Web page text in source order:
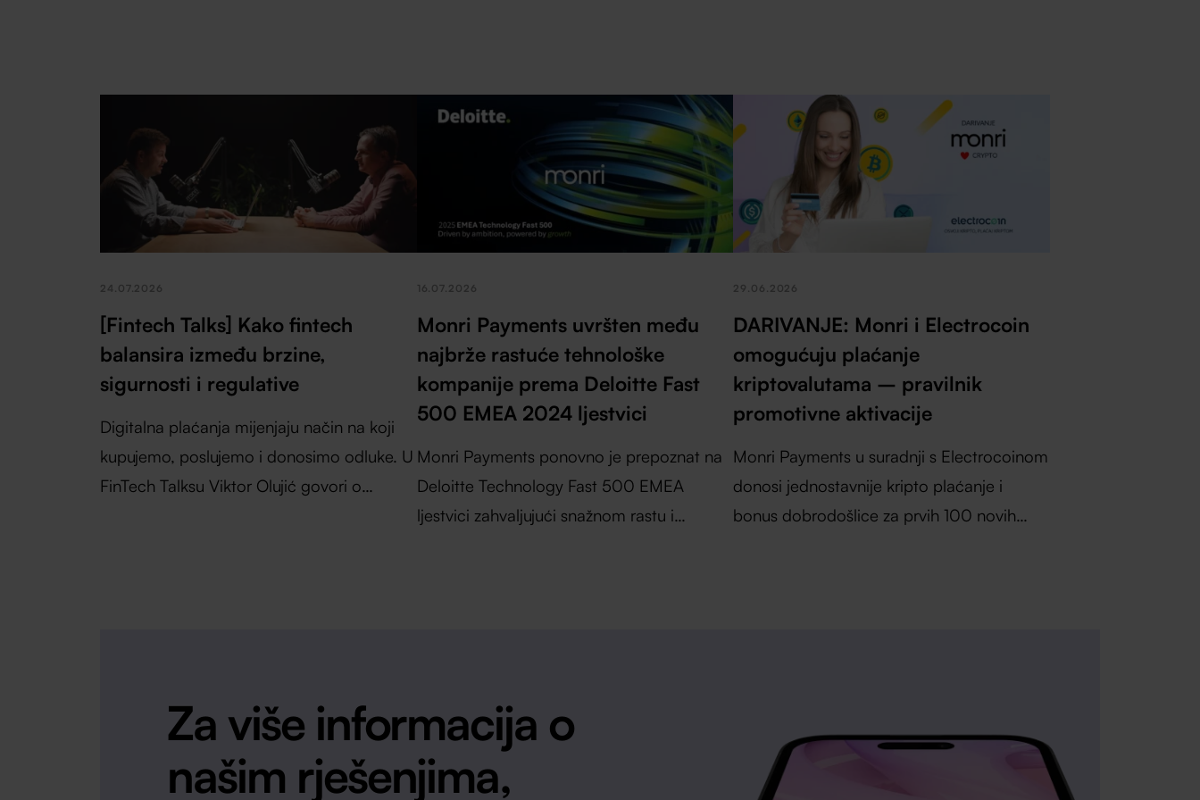
24.07.2026
[Fintech Talks] Kako fintech
balansira između brzine,
sigurnosti i regulative
Digitalna plaćanja mijenjaju način na koji
kupujemo, poslujemo i donosimo odluke. U
FinTech Talksu Viktor Olujić govori o
16.07.2026
Monri Payments uvršten među
najbrže rastuće tehnološke
kompanije prema Deloitte Fast
500 EMEA 2024 ljestvici
Monri Payments ponovno je prepoznat na
Deloitte Technology Fast 500 EMEA
ljestvici zahvaljujući snažnom rastu i
29.06.2026
DARIVANJE: Monri i Electrocoin
omogućuju plaćanje
kriptovalutama – pravilnik
promotivne aktivacije
Monri Payments u suradnji s Electrocoinom
donosi jednostavnije kripto plaćanje i
bonus dobrodošlice za prvih 100 novih
Za više informacija o
našim rješenjima,